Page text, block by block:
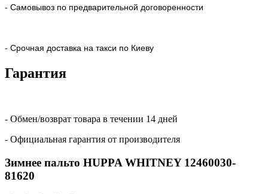
- Самовывоз по предварительной договоренности
- Срочная доставка на такси по Киеву
Гарантия
- Обмен/возврат товара в течении 14 дней
- Официальная гарантия от производителя
Зимнее пальто HUPPA WHITNEY 12460030-
81620